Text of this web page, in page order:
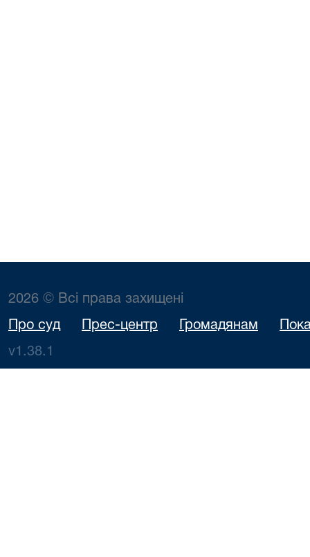
2026 © Всі права захищені
Про суд Прес-центр Громадянам
v1.38.1